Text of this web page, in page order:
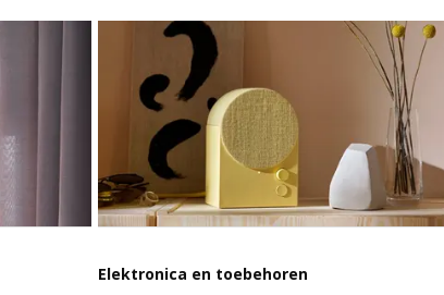
Elektronica en toebehoren